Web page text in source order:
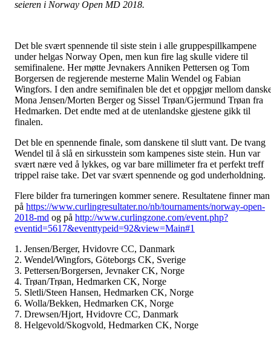
seieren i Norway Open MD 2018.
Det ble svært spennende til siste stein i alle gruppespillkampene
under helgas Norway Open, men kun fire lag skulle videre til
semifinalene. Her møtte Jevnakers Anniken Pettersen og Tom
Borgersen de regjerende mesterne Malin Wendel og Fabian
Wingfors. I den andre semifinalen ble det et oppgjør mellom
Mona Jensen/Morten Berger og Sissel Trøan/Gjermund Trøan fra
Hedmarken. Det endte med at de utenlandske gjestene gikk til
finalen.
Det ble en spennende finale, som danskene til slutt vant. De tvang
Wendel til å slå en sirkusstein som kampenes siste stein. Hun var
svært nære ved å lykkes, og var bare millimeter fra et perfekt treff
trippel raise take. Det var svært spennende og god underholdning.
Flere bilder fra turneringen kommer senere. Resultatene finner man
på https://www.curlingresultater.no/nb/tournaments/norway-open-
2018-md og på http://www.curlingzone.com/event.php?
eventid=5617&eventtypeid=92&view=Main#1
1. Jensen/Berger, Hvidovre CC, Danmark
2. Wendel/Wingfors, Göteborgs CK, Sverige
3. Pettersen/Borgersen, Jevnaker CK, Norge
4. Trøan/Trøan, Hedmarken CK, Norge
5. Sletli/Steen Hansen, Hedmarken CK, Norge
6. Wolla/Bekken, Hedmarken CK, Norge
7. Drewsen/Hjort, Hvidovre CC, Danmark
8. Helgevold/Skogvold, Hedmarken CK, Norge